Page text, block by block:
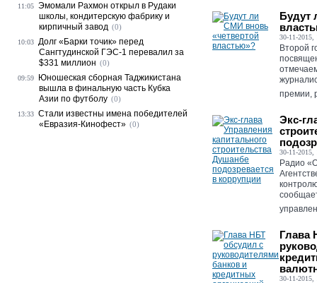
Будут
30-11-2015,
Второй
премии,
Экс-
30-11-2015,
Радио
Глава
30-11-2015,
11:05 Эмомали Рахмон открыл в Рудаки
школы, кондитерскую фабрику и
кирпичный завод (0)
10:03 Долг «Барки точик» перед
Сангтудинской ГЭС-1 перевалил за
$331 миллион (0)
09:59
Юношеская сборная Таджикистана
вышла в финальную часть Кубка
Азии по футболу (0)
13:33 Стали известны имена победителей
«Евразия-Кинофест» (0)